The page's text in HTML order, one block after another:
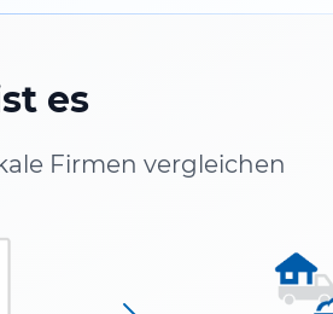
es
Firmen vergleichen